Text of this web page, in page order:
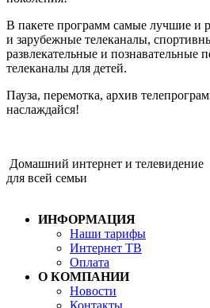
В пакете программ самые лучшие и
и зарубежные телеканалы,
развлекательные и познавательные
телеканалы для детей.
Пауза, перемотка, архив
наслаждайся!
Домашний интернет и телевидение
для всей семьи
ИНФОРМАЦИЯ
Наши тарифы
Интернет ТВ
Оплата
О КОМПАНИИ
Новости
Контакты